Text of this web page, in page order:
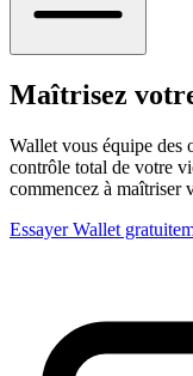
Maîtrisez
Wallet vous équipe des
contrôle total de votre
commencez à maîtriser
Essayer Wallet